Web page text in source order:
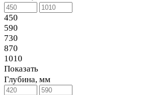
450
590
730
870
1010
Показать
Глубина, мм